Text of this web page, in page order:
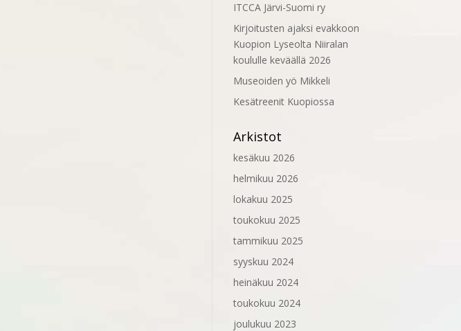
ITCCA Järvi-Suomi ry
Kirjoitusten ajaksi evakkoon
Kuopion Lyseolta Niiralan
koululle keväällä 2026
Museoiden yö Mikkeli
Kesätreenit Kuopiossa
Arkistot
kesäkuu 2026
helmikuu 2026
lokakuu 2025
toukokuu 2025
tammikuu 2025
syyskuu 2024
heinäkuu 2024
toukokuu 2024
joulukuu 2023